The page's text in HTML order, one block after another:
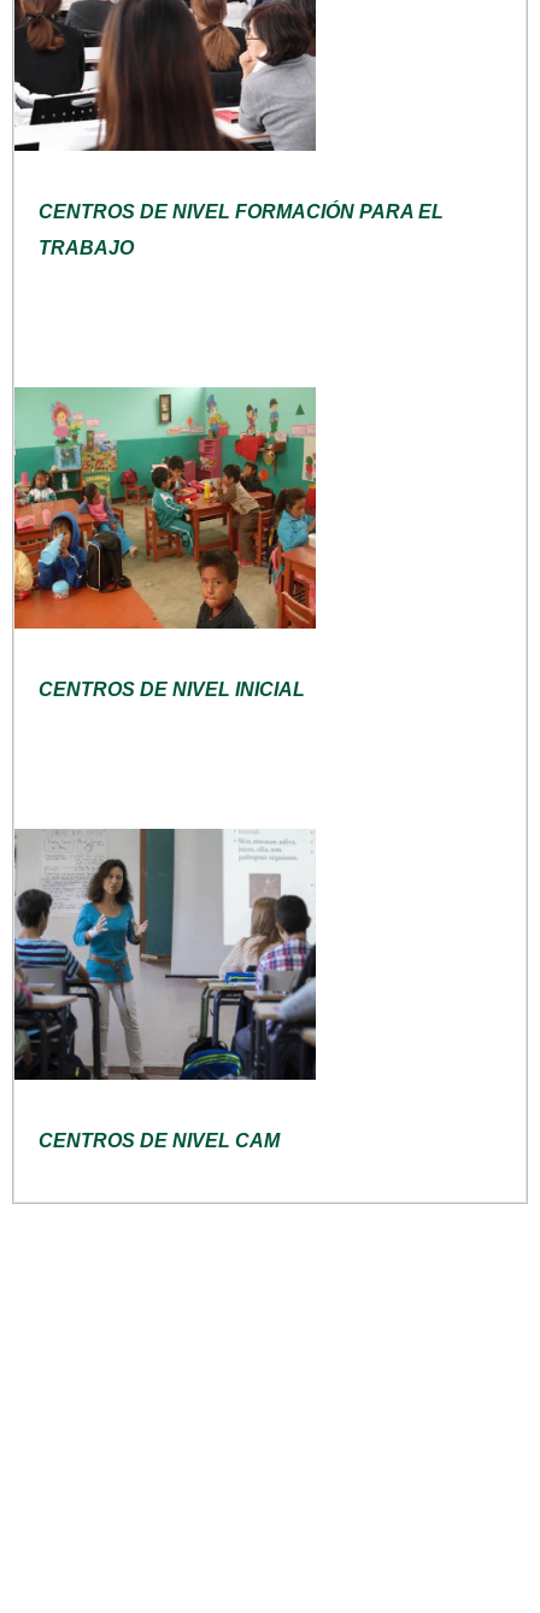
CENTROS DE NIVEL FORMACIÓN PARA EL
TRABAJO
CENTROS DE NIVEL INICIAL
CENTROS DE NIVEL CAM